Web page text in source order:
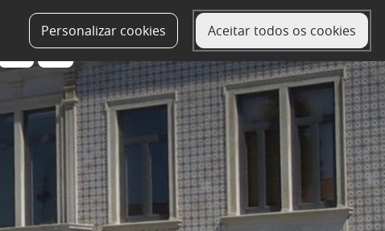
Personalizar cookies
Aceitar todos os cookies